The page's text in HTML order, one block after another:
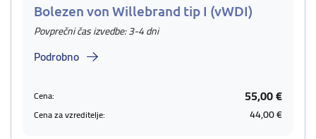
Bolezen von Willebrand tip I (vWDI)
Povprečni čas izvedbe: 3-4 dni
Podrobno
Cena: 55,00 €
Cena za vzreditelje: 44,00 €